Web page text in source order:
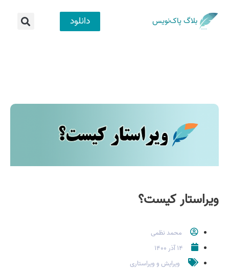
بلاگ پاک‌نویس دانلود
ویراستار کیست؟
محمد نظمی
۱۴ آذر ۱۴۰۰
ویرایش و ویراستاری